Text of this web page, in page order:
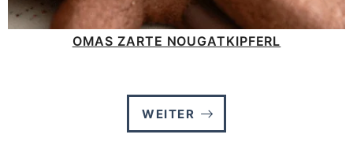
OMAS ZARTE NOUGATKIPFERL
WEITER